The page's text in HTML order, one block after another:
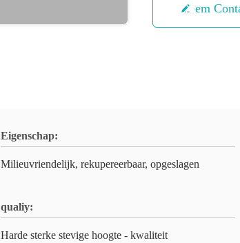
Neem
Eigenschap:
Milieuvriendelijk, rekupereerbaar, opgeslagen
qualiy:
Harde sterke stevige hoogte - kwaliteit